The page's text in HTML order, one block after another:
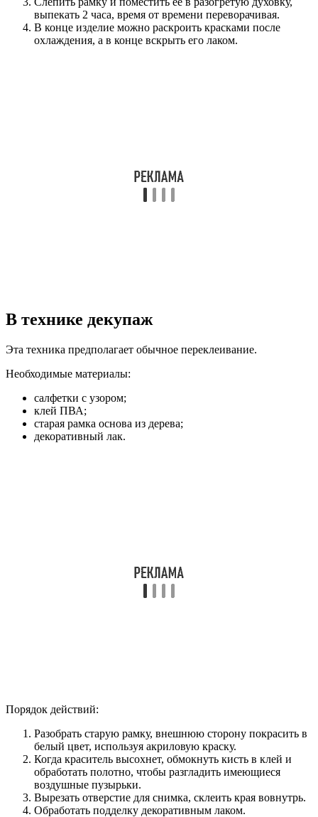
выпекать 2 часа, время от времени переворачивая.
В конце изделие можно раскроить красками после
охлаждения, а в конце вскрыть его лаком.
В технике декупаж
Эта техника предполагает обычное переклеивание.
Необходимые материалы:
салфетки с узором;
клей ПВА;
старая рамка основа из дерева;
декоративный лак.
Порядок действий:
Разобрать старую рамку, внешнюю сторону покрасить в
белый цвет, используя акриловую краску.
Когда краситель высохнет, обмокнуть кисть в клей и
обработать полотно, чтобы разгладить имеющиеся
воздушные пузырьки.
Вырезать отверстие для снимка, склеить края вовнутрь.
Обработать подделку декоративным лаком.